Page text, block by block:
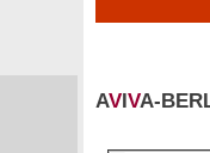
AV VA-